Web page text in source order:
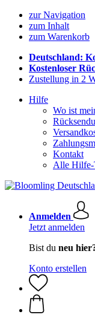
zur Navigation
zum Inhalt
zum Warenkorb
Deutschland:
Kostenloser
Zustellung in 2
Hilfe
Wo ist
Kontakt
Alle Hilfe-
Anmelden
Jetzt anmelden
Bist du neu
Konto erstellen